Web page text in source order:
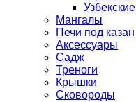
Узбекские
Мангалы
Печи под казан
Аксессуары
Садж
Треноги
Крышки
Сковороды